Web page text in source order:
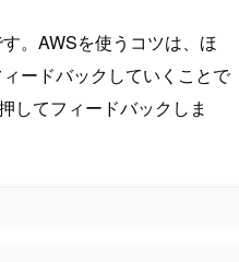
。AWSを使うコツは、ほ
ードバックしていくことで
してフィードバックしま